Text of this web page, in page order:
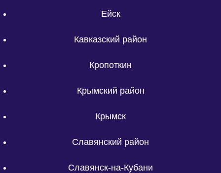
Ейск
Кавказский район
Кропоткин
Крымский район
Крымск
Славянский район
Славянск-на-Кубани